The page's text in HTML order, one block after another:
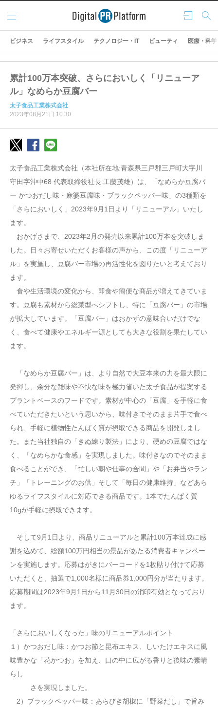
ログ
イン
検索
メニ
ュー
ビジネス ライフスタイル テクノロジー・IT ビューティ 医療・科学
累計100万本突破、さらにおいしく「リニューア
ル」なめらか豆腐バー
太子食品工業株式会社
2023年08月21日 10:30
太子食品工業株式会社（本社所在地:青森県三戸郡三戸町大字川
守田字沖中68 代表取締役社長:工藤茂雄）は、「なめらか豆腐バ
ー かつおだし味・麻婆豆腐味・ブラックペッパー味」の3種類を
「さらにおいしく」2023年9月1日より「リニューアル」いたし
ます。
おかげさまで、2023年2月の発売以来累計100万本を突破しま
した。日々お寄せいただくお客様の声から、この度「リニューア
ル」を実施し、豆腐バー市場の再活性化を図りたいと考えており
ます。
食や生活環境の変化から、即食や簡便な商品が増えてきていま
す。豆腐も素材から総菜型へシフトし、特に「豆腐バー」の市場
が拡大しています。「豆腐バー」はおかずの意味合いだけでな
く、食べて健康やエネルギー源としても大きな役割を果たしてい
ます。
「なめらか豆腐バー」は、より自然で大豆本来の力を最大限に
発揮し、余分な雑味や不快な味を極力省いた太子食品が提案する
プラントベースのフードです。素材が中心の「豆腐」を手軽に食
べていただきたいという思いから、味付きでそのまま片手で食べ
られ、手軽に植物性たんぱく質が摂取できる商品を開発しまし
た。また当社独自の「きぬ練り製法」により、硬めの豆腐ではな
く、「なめらかな食感」を実現しました。味付きなのでそのまま
食べることができ、「忙しい朝や仕事の合間」や「お弁当やラン
チ」「トレーニングのお供」そして「毎日の健康維持」などあら
ゆるライフスタイルに対応できる商品です。1本でたんぱく質
10gが手軽に摂取できます。
そして9月1日より、商品リニューアルと累計100万本達成に感
謝を込めて、総額100万円相当の景品があたる消費者キャンペー
ンを実施します。応募はがきにバーコードを1枚貼り付けて応募
いただくと、抽選で1,000名様に商品券1,000円分が当たります。
応募期間は2023年9月1日から11月30日の消印有効となっており
ます。
「さらにおいしくなった」味のリニューアルポイント
１）かつおだし味：かつお節と昆布エキス、しいたけエキスに風
味豊かな「花かつお」を加え、口の中に広がる香りと後味の素晴
らし
さを実現しました。
2）ブラックペッパー味：あらびき胡椒に「野菜だし」で旨み